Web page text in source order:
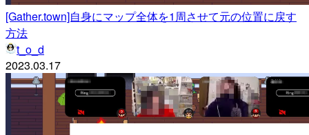
[Gather.town]自身にマップ全体を1周させて元の位置に戻す
方法
t_o_d
2023.03.17